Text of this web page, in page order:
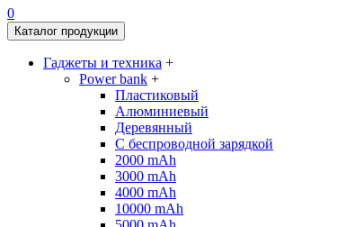
0
Каталог продукции
Гаджеты и техника +
Power bank +
Пластиковый
Алюминиевый
Деревянный
С беспроводной зарядкой
2000 mAh
3000 mAh
4000 mAh
10000 mAh